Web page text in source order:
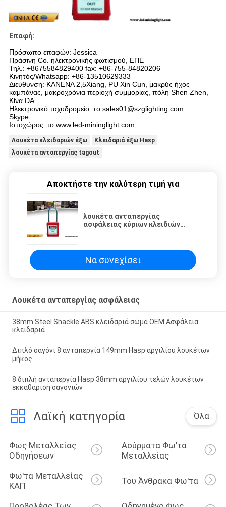
Επαφή:
Πρόσωπο επαφών: Jessica
Πράσινη Co. ηλεκτρονικής φωτισμού, ΕΠΕ
Τηλ.: +8675584829400 fax: +86-755-84820206
Κινητός/Whatsapp: +86-13510629333
Διεύθυνση: ΚΑΝΕΝΑ 2,5Xiang, PU Xin Cun, μακρύς ήχος
καμπάνας, μακροχρόνια περιοχή συμμορίας, πόλη Shen Zhen,
Κίνα DA.
Ηλεκτρονικό ταχυδρομείο: το sales01@szglighting.com
Skype:
Ιστοχώρος: το www.led-mininglight.com
Λουκέτα κλειδαριών έξω
Κλειδαριά έξω Hasp
λουκέτα ανταπεργίας tagout
Αποκτήστε την καλύτερη τιμή για
λουκέτα ανταπεργίας
ασφάλειας κύριων κλειδιών
Να συνεχίσει
Λουκέτα ανταπεργίας ασφάλειας
38mm Steel Shackle ABS κλειδαριά σώμα OEM Ασφάλεια
κλειδαριά
Διπλό σαγόνι 8 ανταπεργία 149mm Hasp αργιλίου λουκέτων
μήκος
8 διπλή ανταπεργία Hasp 38mm αργιλίου τελών λουκέτων
εκκαθάριση σαγονιών
Λαϊκή κατηγορία Όλα
Φως Μεταλλείας
Οδηγήσεων
Ασύρματα Φω'τα
Μεταλλείας
Φω'τα Μεταλλείας
ΚΑΠ
Του Άνθρακα Φω'τα